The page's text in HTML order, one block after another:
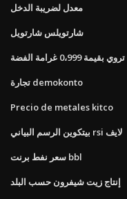
معدل لضريبة الدخل
شارتويلس شارتويل
0،999 غرامة الفضة
تجارة demokonto
Precio de metales kitco
بيتكوين الرسم البياني rsi لايف
سعر نفط برنت bbl
إنتاج زيت شيفرون حسب البلد